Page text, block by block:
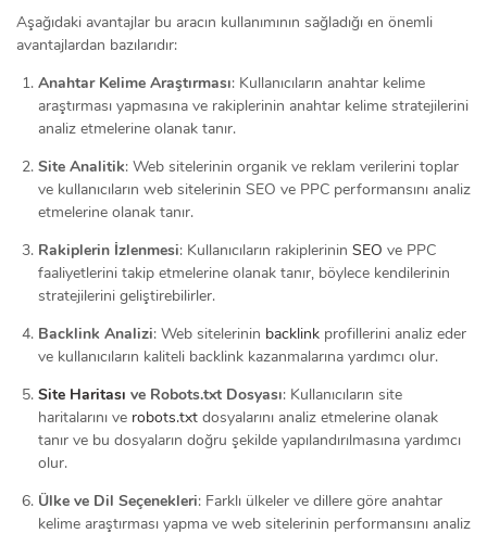
Aşağıdaki avantajlar bu aracın kullanımının sağladığı en önemli
avantajlardan bazılarıdır:
Anahtar Kelime Araştırması: Kullanıcıların anahtar kelime
araştırması yapmasına ve rakiplerinin anahtar kelime stratejilerini
analiz etmelerine olanak tanır.
Site Analitik: Web sitelerinin organik ve reklam verilerini toplar
ve kullanıcıların web sitelerinin SEO ve PPC performansını analiz
etmelerine olanak tanır.
Rakiplerin İzlenmesi: Kullanıcıların rakiplerinin SEO ve PPC
faaliyetlerini takip etmelerine olanak tanır, böylece kendilerinin
stratejilerini geliştirebilirler.
Backlink Analizi: Web sitelerinin backlink profillerini analiz eder
ve kullanıcıların kaliteli backlink kazanmalarına yardımcı olur.
Site Haritası ve Robots.txt Dosyası: Kullanıcıların site
haritalarını ve robots.txt dosyalarını analiz etmelerine olanak
tanır ve bu dosyaların doğru şekilde yapılandırılmasına yardımcı
olur.
Ülke ve Dil Seçenekleri: Farklı ülkeler ve dillere göre anahtar
kelime araştırması yapma ve web sitelerinin performansını analiz